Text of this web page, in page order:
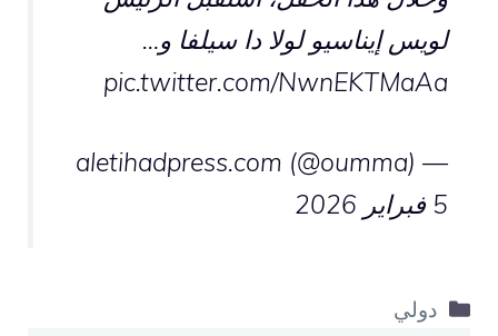
لويس إيناسيو لولا دا سيلفا و…
pic.twitter.com/NwnEKTMaAa
— aletihadpress.com (@oumma)
5 فبراير 2026
التصنيفات
دولي